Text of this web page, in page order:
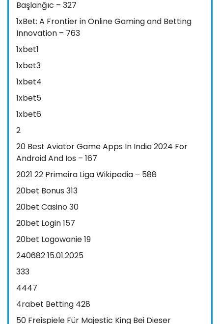
Başlanğıc – 327
1xBet: A Frontier in Online Gaming and Betting
Innovation – 763
1xbet1
1xbet3
1xbet4
1xbet5
1xbet6
2
20 Best Aviator Game Apps In India 2024 For
Android And Ios – 167
2021 22 Primeira Liga Wikipedia – 588
20bet Bonus 313
20bet Casino 30
20bet Login 157
20bet Logowanie 19
240682 15.01.2025
333
4447
4rabet Betting 428
50 Freispiele Für Majestic King Bei Dieser